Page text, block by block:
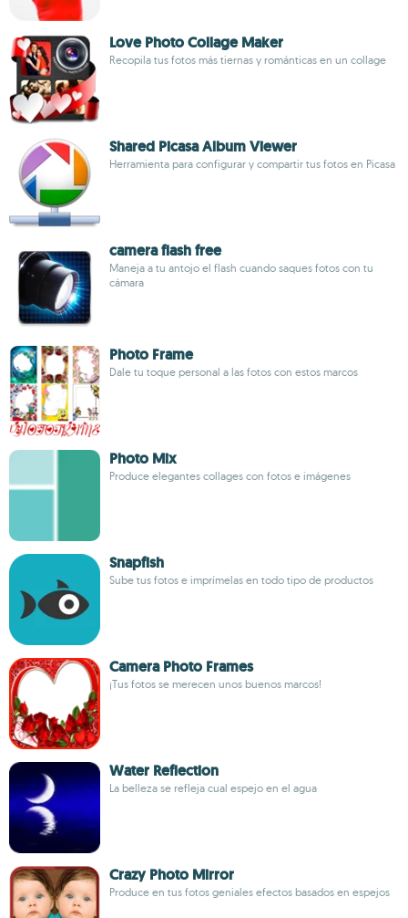
Love Photo Collage Maker
Recopila tus fotos más tiernas y románticas en un collage
Shared Picasa Album Viewer
Herramienta para configurar y compartir tus fotos en Picasa
camera flash free
Maneja a tu antojo el flash cuando saques fotos con tu
cámara
Photo Frame
Dale tu toque personal a las fotos con estos marcos
Photo Mix
Produce elegantes collages con fotos e imágenes
Snapfish
Sube tus fotos e imprímelas en todo tipo de productos
Camera Photo Frames
¡Tus fotos se merecen unos buenos marcos!
Water Reflection
La belleza se refleja cual espejo en el agua
Crazy Photo Mirror
Produce en tus fotos geniales efectos basados en espejos